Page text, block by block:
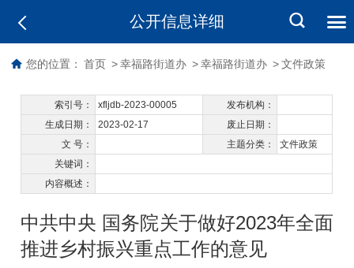
公开信息详细
您的位置： 首页 > 幸福路街道办 > 幸福路街道办 > 文件政策
索引号： xfljdb-2023-00005
发布机构：
生成日期：
2023-02-17
废止日期：
文 号：
主题分类：
文件政策
关键词：
内容概述：
中共中央 国务院关于做好2023年全面
推进乡村振兴重点工作的意见